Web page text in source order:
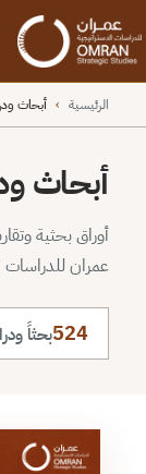
الرئيسية › أبحاث
أبحاث
أوراق بحثية
عمران للدراسات
524بحثاً